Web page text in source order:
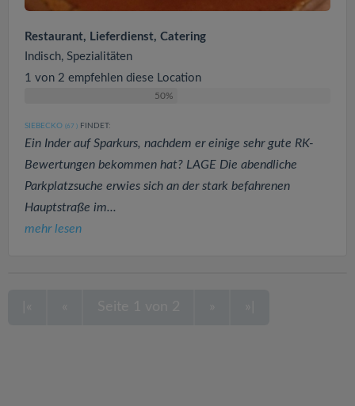
Restaurant, Lieferdienst, Catering
Indisch, Spezialitäten
1 von 2 empfehlen diese Location
50%
SIEBECKO (67 ) FINDET:
Ein Inder auf Sparkurs, nachdem er einige sehr gute RK-
Bewertungen bekommen hat? LAGE Die abendliche
Parkplatzsuche erwies sich an der stark befahrenen
Hauptstraße im...
mehr lesen